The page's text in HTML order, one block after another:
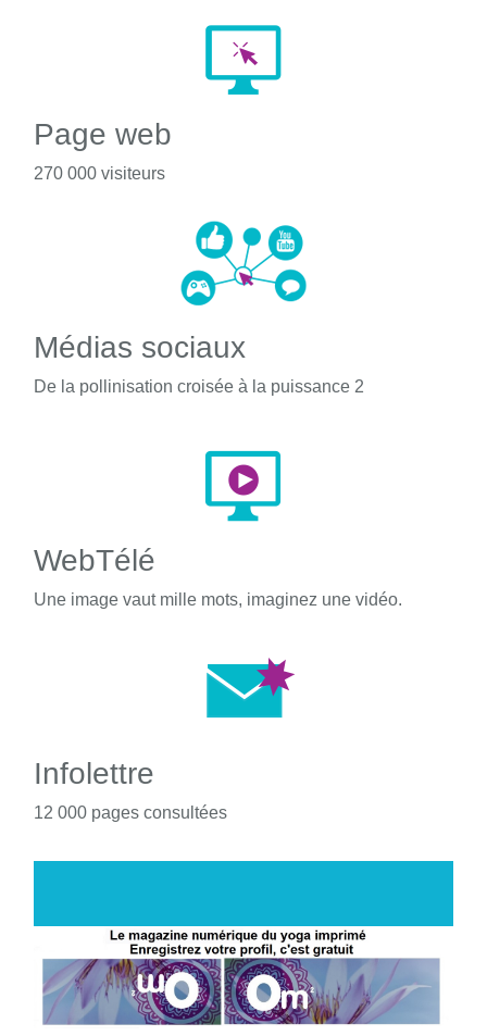
Page web
270 000 visiteurs
Médias sociaux
De la pollinisation croisée à la puissance 2
WebTélé
Une image vaut mille mots, imaginez une vidéo.
Infolettre
12 000 pages consultées